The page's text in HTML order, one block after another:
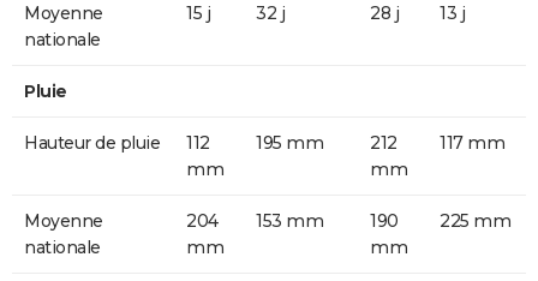
Moyenne
nationale
15 j 32 j 28 j 13 j
Pluie
Hauteur de pluie
112
mm
195 mm
212
mm
117 mm
Moyenne
nationale
204
mm
153 mm
190
mm
225 mm